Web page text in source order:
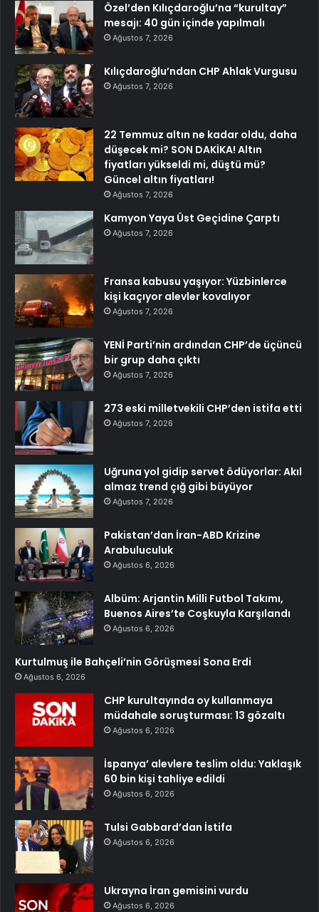
Özel’den Kılıçdaroğlu’na “kurultay”
mesajı: 40 gün içinde yapılmalı
Ağustos 7, 2026
Kılıçdaroğlu’ndan CHP Ahlak Vurgusu
Ağustos 7, 2026
22 Temmuz altın ne kadar oldu, daha
düşecek mi? SON DAKİKA! Altın
fiyatları yükseldi mi, düştü mü?
Güncel altın fiyatları!
Ağustos 7, 2026
Kamyon Yaya Üst Geçidine Çarptı
Ağustos 7, 2026
Fransa kabusu yaşıyor: Yüzbinlerce
kişi kaçıyor alevler kovalıyor
Ağustos 7, 2026
YENİ Parti’nin ardından CHP’de üçüncü
bir grup daha çıktı
Ağustos 7, 2026
273 eski milletvekili CHP’den istifa etti
Ağustos 7, 2026
Uğruna yol gidip servet ödüyorlar: Akıl
almaz trend çığ gibi büyüyor
Ağustos 7, 2026
Pakistan’dan İran-ABD Krizine
Arabuluculuk
Ağustos 6, 2026
Albüm: Arjantin Milli Futbol Takımı,
Buenos Aires’te Coşkuyla Karşılandı
Ağustos 6, 2026
Kurtulmuş ile Bahçeli’nin Görüşmesi Sona Erdi
Ağustos 6, 2026
CHP kurultayında oy kullanmaya
müdahale soruşturması: 13 gözaltı
Ağustos 6, 2026
İspanya’ alevlere teslim oldu: Yaklaşık
60 bin kişi tahliye edildi
Ağustos 6, 2026
Tulsi Gabbard’dan İstifa
Ağustos 6, 2026
Ukrayna İran gemisini vurdu
Ağustos 6, 2026